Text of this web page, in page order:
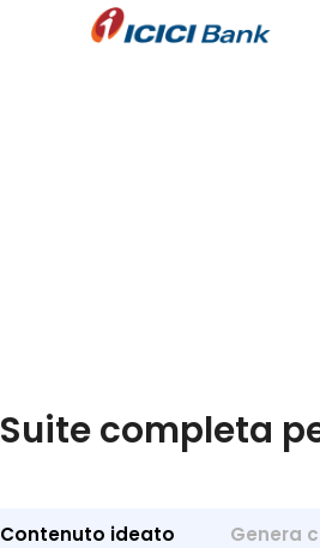
Suite completa
Contenuto ideato Genera